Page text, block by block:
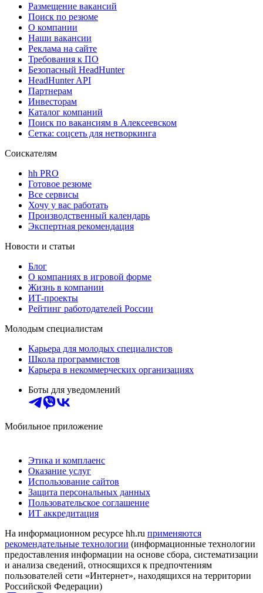
Размещение вакансий
Поиск по резюме
О компании
Наши вакансии
Реклама на сайте
Требования к ПО
Безопасный HeadHunter
HeadHunter API
Партнерам
Инвесторам
Каталог компаний
Поиск по вакансиям в Алексеевском
Сетка: соцсеть для нетворкинга
Соискателям
hh PRO
Готовое резюме
Все сервисы
Хочу у вас работать
Производственный календарь
Экспертная рекомендация
Новости и статьи
Блог
О компаниях в игровой форме
Жизнь в компании
ИТ-проекты
Рейтинг работодателей России
Молодым специалистам
Карьера для молодых специалистов
Школа программистов
Карьера в некоммерческих организациях
Боты для уведомлений
Мобильное приложение
Этика и комплаенс
Оказание услуг
Использование сайтов
Защита персональных данных
Пользовательское соглашение
ИТ аккредитация
На информационном ресурсе hh.ru применяются
рекомендательные технологии (информационные технологии
предоставления информации на основе сбора, систематизации
и анализа сведений, относящихся к предпочтениям
пользователей сети «Интернет», находящихся на территории
Российской Федерации)